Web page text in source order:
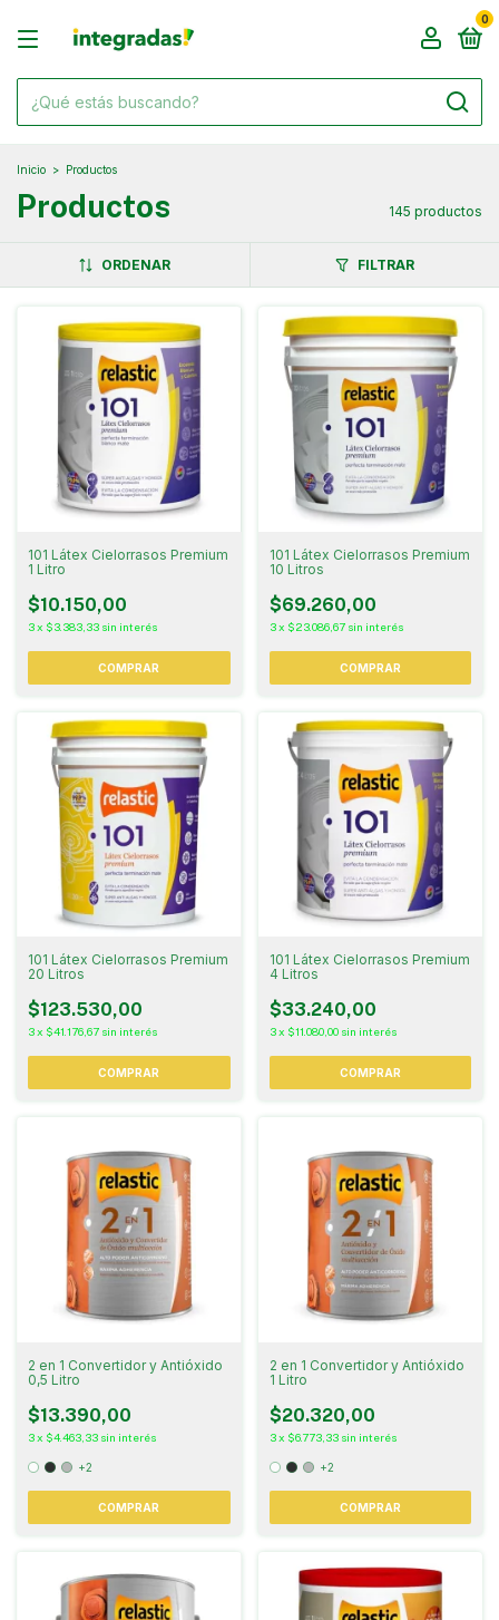
0
Inicio > Productos
Productos 145 productos
ORDENAR FILTRAR
101 Látex Cielorrasos Premium
1 Litro
$10.150,00
3x $3.383,33 sin interés
101 Látex Cielorrasos Premium
10 Litros
$69.260,00
3 x $23.086,67 sin interés
COMPRAR
101 Látex Cielorrasos Premium
20 Litros
$123.530,00
3x $41.176,67 sin interés
COMPRAR
101 Látex Cielorrasos Premium
4 Litros
$33.240,00
3 x $11.080,00 sin interés
COMPRAR
2 en 1 Convertidor y Antióxido
0,5 Litro
$13.390,00
3x $4.463,33 sin interés
+2
COMPRAR
2 en 1 Convertidor y Antióxido
1 Litro
$20.320,00
3 x $6.773,33 sin interés
+2
COMPRAR